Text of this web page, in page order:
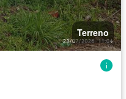
Terreno